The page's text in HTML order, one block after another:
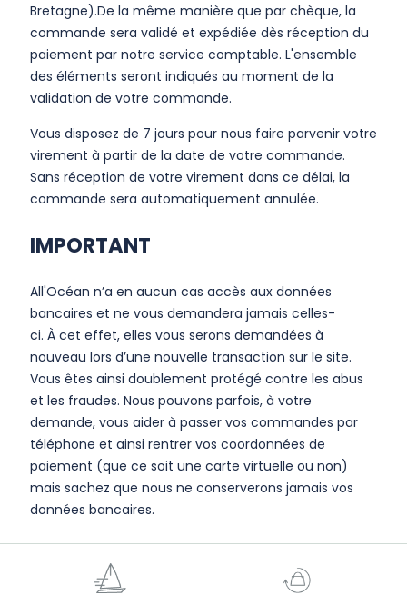
Bretagne).De la même manière que par chèque, la
commande sera validé et expédiée dès réception du
paiement par notre service comptable. L'ensemble
des éléments seront indiqués au moment de la
validation de votre commande.
Vous disposez de 7 jours pour nous faire parvenir votre
virement à partir de la date de votre commande.
Sans réception de votre virement dans ce délai, la
commande sera automatiquement annulée.
IMPORTANT
All'Océan n’a en aucun cas accès aux données
bancaires et ne vous demandera jamais celles-
ci. À cet effet, elles vous serons demandées à
nouveau lors d’une nouvelle transaction sur le site.
Vous êtes ainsi doublement protégé contre les abus
et les fraudes. Nous pouvons parfois, à votre
demande, vous aider à passer vos commandes par
téléphone et ainsi rentrer vos coordonnées de
paiement (que ce soit une carte virtuelle ou non)
mais sachez que nous ne conserverons jamais vos
données bancaires.